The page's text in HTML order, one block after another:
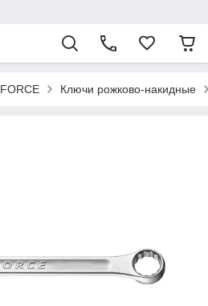
FORCE Ключи рожково-накидные